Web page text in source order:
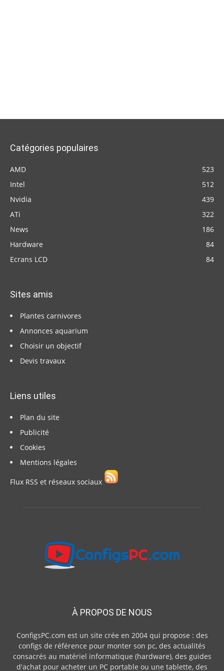
Catégories populaires
AMD
523
Intel
512
Nvidia
439
ATi
322
News
186
Hardware
84
Ecrans LCD
84
Sites amis
Plantes carnivores
Annonces aquarium
Choisir un objectif
Devis travaux
Liens utiles
Plan du site
Publicité
Cookies
Mentions légales
Flux RSS et réseaux sociaux
À PROPOS DE NOUS
ConfigsPC.com est un site crée en 2004 qui propose : des
configs de référence pour monter son pc, des actualités
consacrés au matériel informatique (hardware), des guides
d'achat pour acheter un PC portable ou une tablette, des